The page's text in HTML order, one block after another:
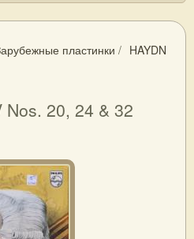
пластинки / HAYDN
Nos. 20, 24 & 32